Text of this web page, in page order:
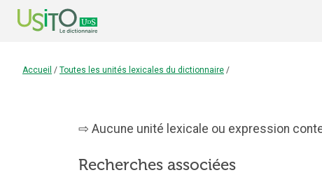
Accueil / Toutes les unités lexicales du dictionnaire /
Aucune unité lexicale ou expression
Recherches associées